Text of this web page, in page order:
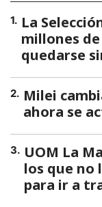
1. La
millones
quedarse
2. Milei
ahora se
3. UOM La
los que no
para ir a